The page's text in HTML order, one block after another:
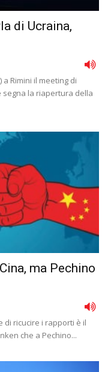
di Ucraina,
Rimini il meeting di
segna la riapertura della
ma Pechino
di ricucire i rapporti è il
che a Pechino...